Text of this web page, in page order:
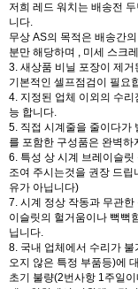
저희 레드 워치는 배송전
니다.
무상 AS의 목적은 배송간
분만 해당하며 , 미세 스크
3. 새상품 비닐 포장이 제
기본적인 셀프점검이 필요
4. 지정된 업체 이외의 수
능 합니다.
5. 직접 시계줄을 줄이다가
를 포함한 구성품은 완벽하
6. 특성 상 시계 브레이슬
조여 주시는것을 권장 드
유가 아닙니다)
7. 시계 정상 작동과 무관한
이슬릿의 헐거움이나 뻑뻑
닙니다.
8. 국내 업체에서 수리가
오지 않은 특정 부품등)에
초기 불량(2번사항 1주일